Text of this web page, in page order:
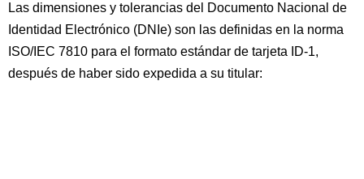
Las dimensiones y tolerancias del Documento Nacional de
Identidad Electrónico (DNIe) son las definidas en la norma
ISO/IEC 7810 para el formato estándar de tarjeta ID-1,
después de haber sido expedida a su titular: